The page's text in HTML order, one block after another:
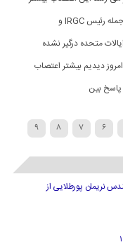
به کارمندان کل ارتش ایران ، از جمله رئیس IRGC و
متحده درگیر نشده
دیدیم بیشتر اعتصاب
پاسخ بین
6
7
8
9
نریمان پورطلایی از